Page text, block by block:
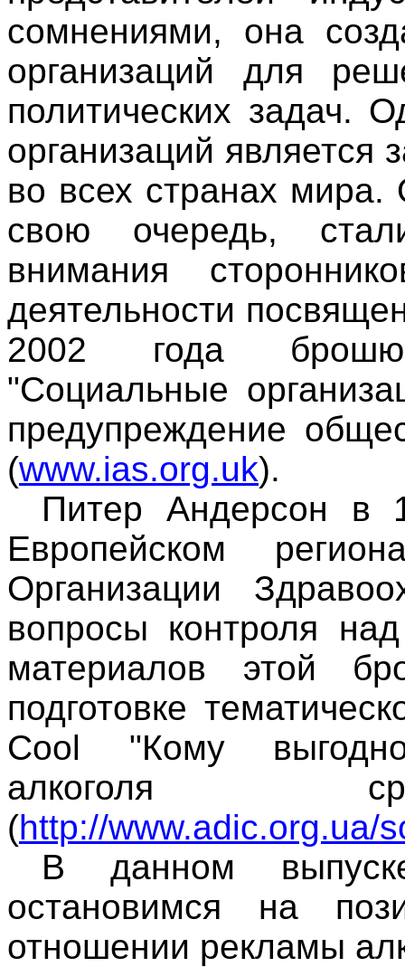
сомнениями, она
организаций для
политических задач.
организаций является
во всех странах мира.
свою очередь,
внимания
деятельности
2002 года
"Социальные
предупреждение
(www.ias.org.uk).
Питер Андерсон в
Европейском
Организации
вопросы контроля
материалов этой
подготовке
Cool "Кому
алкоголя
(http://www.adic.org.ua/
В данном
остановимся на
отношении рекламы